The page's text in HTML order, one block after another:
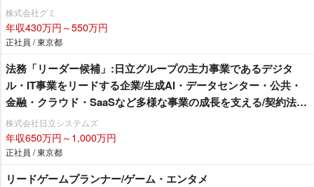
株式会社グミ
年収430万円～550万円
正社員 / 東京都
法務「リーダー候補」:日立グループの主力事業であるデジタ
ル・IT事業をリードする企業/生成AI・データセンター・公共・
金融・クラウド・SaaSなど多様な事業の成長を支える/契約法務
中心/システムインテグレータ・ソフトハウス
株式会社日立システムズ
年収650万円～1,000万円
正社員 / 東京都
リードゲームプランナー/ゲーム・エンタメ